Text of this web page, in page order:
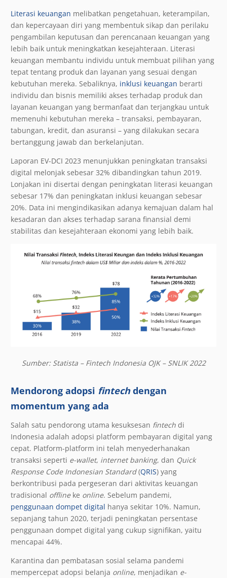
Literasi keuangan melibatkan pengetahuan, keterampilan,
dan kepercayaan diri yang membentuk sikap dan perilaku
pengambilan keputusan dan perencanaan keuangan yang
lebih baik untuk meningkatkan kesejahteraan. Literasi
keuangan membantu individu untuk membuat pilihan yang
tepat tentang produk dan layanan yang sesuai dengan
kebutuhan mereka. Sebaliknya, inklusi keuangan berarti
individu dan bisnis memiliki akses terhadap produk dan
layanan keuangan yang bermanfaat dan terjangkau untuk
memenuhi kebutuhan mereka – transaksi, pembayaran,
tabungan, kredit, dan asuransi – yang dilakukan secara
bertanggung jawab dan berkelanjutan.
Laporan EV-DCI 2023 menunjukkan peningkatan transaksi
digital melonjak sebesar 32% dibandingkan tahun 2019.
Lonjakan ini disertai dengan peningkatan literasi keuangan
sebesar 17% dan peningkatan inklusi keuangan sebesar
20%. Data ini mengindikasikan adanya kemajuan dalam hal
kesadaran dan akses terhadap sarana finansial demi
stabilitas dan kesejahteraan ekonomi yang lebih baik.
Sumber: Statista – Fintech Indonesia OJK – SNLIK 2022
Mendorong adopsi fintechdengan
momentum yang ada
Salah satu pendorong utama kesuksesan fintech di
Indonesia adalah adopsi platform pembayaran digital yang
cepat. Platform-platform ini telah menyederhanakan
transaksi seperti e-wallet, internet banking, dan Quick
Response Code Indonesian Standard(QRIS) yang
berkontribusi pada pergeseran dari aktivitas keuangan
tradisional offlineke online. Sebelum pandemi,
penggunaan dompet digital hanya sekitar 10%. Namun,
sepanjang tahun 2020, terjadi peningkatan persentase
penggunaan dompet digital yang cukup signifikan, yaitu
mencapai 44%.
Karantina dan pembatasan sosial selama pandemi
mempercepat adopsi belanja online, menjadikan e-